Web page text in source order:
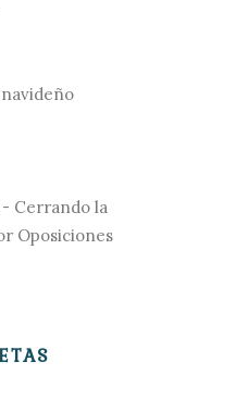
Cerrando la
Oposiciones